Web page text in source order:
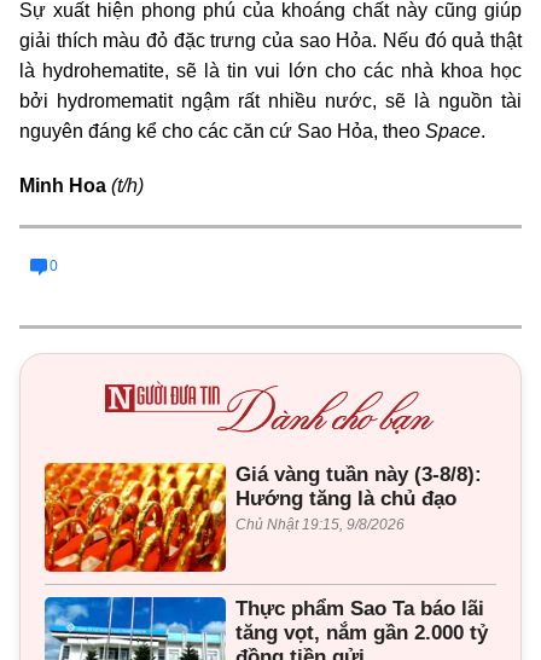
Sự xuất hiện phong phú của khoáng chất này cũng giúp
giải thích màu đỏ đặc trưng của sao Hỏa. Nếu đó quả thật
là hydrohematite, sẽ là tin vui lớn cho các nhà khoa học
bởi hydromematit ngậm rất nhiều nước, sẽ là nguồn tài
nguyên đáng kể cho các căn cứ Sao Hỏa, theo Space.
Minh Hoa (t/h)
0
Giá vàng tuần này (3-8/8):
Hướng tăng là chủ đạo
Chủ Nhật 19:15, 9/8/2026
Thực phẩm Sao Ta báo lãi
tăng vọt, nắm gần 2.000 tỷ